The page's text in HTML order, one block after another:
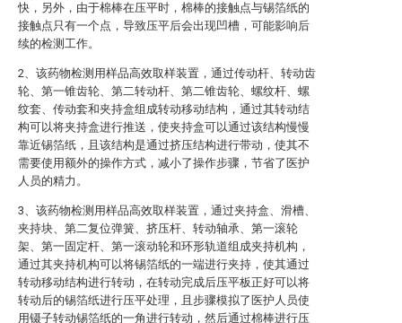
快，另外，由于棉棒在压平时，棉棒的接触点与锡箔纸的
接触点只有一个点，导致压平后会出现凹槽，可能影响后
续的检测工作。
2、该药物检测用样品高效取样装置，通过传动杆、转动齿
轮、第一锥齿轮、第二转动杆、第二锥齿轮、螺纹杆、螺
纹套、传动套和夹持盒组成转动移动结构，通过其转动结
构可以将夹持盒进行推送，使夹持盒可以通过该结构慢慢
靠近锡箔纸，且该结构是通过挤压结构进行带动，使其不
需要使用额外的操作方式，减小了操作步骤，节省了医护
人员的精力。
3、该药物检测用样品高效取样装置，通过夹持盒、滑槽、
夹持块、第二复位弹簧、挤压杆、转动轴承、第一滚轮
架、第一固定杆、第一滚动轮和环形轨道组成夹持机构，
通过其夹持机构可以将锡箔纸的一端进行夹持，使其通过
转动移动结构进行转动，在转动完成后压平板正好可以将
转动后的锡箔纸进行压平处理，且步骤模拟了医护人员使
用镊子转动锡箔纸的一角进行转动，然后通过棉棒进行压